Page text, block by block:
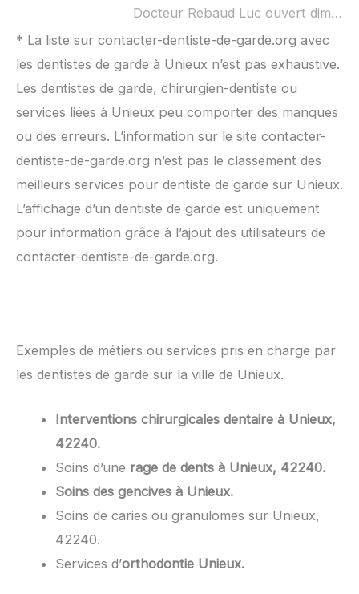
Docteur Rebaud Luc ouvert dimanche :
* La liste sur contacter-dentiste-de-garde.org avec
les dentistes de garde à Unieux n’est pas exhaustive.
Les dentistes de garde, chirurgien-dentiste ou
services liées à Unieux peu comporter des manques
ou des erreurs. L’information sur le site contacter-
dentiste-de-garde.org n’est pas le classement des
meilleurs services pour dentiste de garde sur Unieux.
L’affichage d’un dentiste de garde est uniquement
pour information grâce à l’ajout des utilisateurs de
contacter-dentiste-de-garde.org.
Exemples de métiers ou services pris en charge par
les dentistes de garde sur la ville de Unieux.
Interventions chirurgicales dentaire à Unieux,
42240.
Soins d’une rage de dents à Unieux, 42240.
Soins des gencives à Unieux.
Soins de caries ou granulomes sur Unieux,
42240.
Services d’orthodontie Unieux.